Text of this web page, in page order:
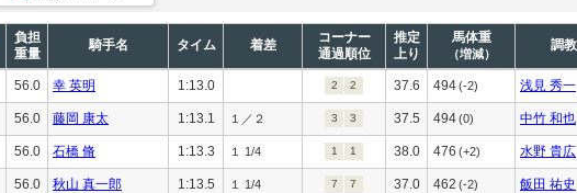
負担
重量
騎手名 タイム 着差
コーナー
通過順位
推定
上り
馬体重
（増減）
調
56.0 幸 英明 1:13.0 2 2 37.6 494(-2) 浅見 秀一
56.0 藤岡 康太 1:13.1 １／２ 3 3 37.5 494(0) 中竹 和也
56.0 石橋 脩 1:13.3 １ 1/4 1 1 38.0 476 (+2) 水野 貴広
56.0 秋山 真一郎 1:13.5 １ 1/4 7 7 37.0 462 (-2) 飯田 祐史